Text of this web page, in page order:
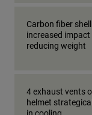
Carbon fiber
increased
reducing weight
4 exhaust vents
helmet